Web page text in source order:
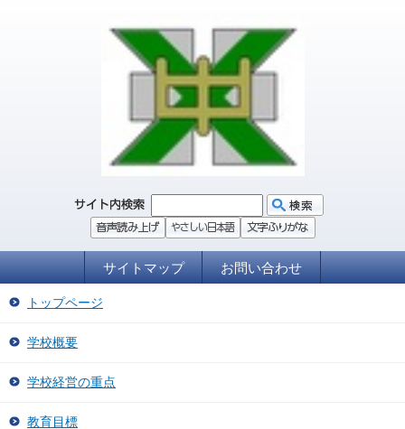
サイトマップ お問い合わせ
トップページ
学校概要
学校経営の重点
教育目標